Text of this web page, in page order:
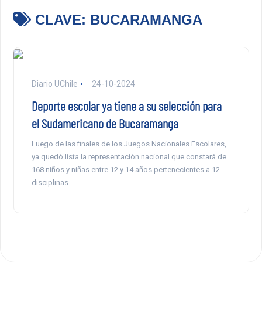
CLAVE: BUCARAMANGA
Diario UChile 24-10-2024
Deporte escolar ya tiene a su selección para
el Sudamericano de Bucaramanga
Luego de las finales de los Juegos Nacionales Escolares,
ya quedó lista la representación nacional que constará de
168 niños y niñas entre 12 y 14 años pertenecientes a 12
disciplinas.